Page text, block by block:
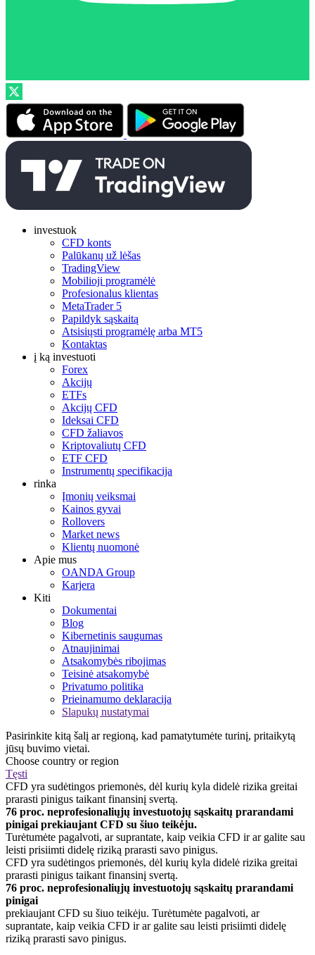
investuok
CFD konts
Palūkanų už lėšas
TradingView
Mobilioji programėlė
Profesionalus klientas
MetaTrader 5
Papildyk sąskaitą
Atsisiųsti programėlę arba MT5
Kontaktas
į ką investuoti
Forex
Akcijų
ETFs
Akcijų CFD
Ideksai CFD
CFD žaliavos
Kriptovaliutų CFD
ETF CFD
Instrumentų specifikacija
rinka
Įmonių veiksmai
Kainos gyvai
Rollovers
Market news
Klientų nuomonė
Apie mus
OANDA Group
Karjera
Kiti
Dokumentai
Blog
Kibernetinis saugumas
Atnaujinimai
Atsakomybės ribojimas
Teisinė atsakomybė
Privatumo politika
Prieinamumo deklaracija
Slapukų nustatymai
Pasirinkite kitą šalį ar regioną, kad pamatytumėte turinį, pritaikytą
jūsų buvimo vietai.
Choose country or region
Tęsti
CFD yra sudėtingos priemonės, dėl kurių kyla didelė rizika greitai
prarasti pinigus taikant finansinį svertą.
76 proc. neprofesionaliųjų investuotojų sąskaitų prarandami
pinigai prekiaujant CFD su šiuo teikėju.
Turėtumėte pagalvoti, ar suprantate, kaip veikia CFD ir ar galite sau
leisti prisiimti didelę riziką prarasti savo pinigus.
CFD yra sudėtingos priemonės, dėl kurių kyla didelė rizika greitai
prarasti pinigus taikant finansinį svertą.
76 proc. neprofesionaliųjų investuotojų sąskaitų prarandami
pinigai
prekiaujant CFD su šiuo teikėju. Turėtumėte pagalvoti, ar
suprantate, kaip veikia CFD ir ar galite sau leisti prisiimti didelę
riziką prarasti savo pinigus.